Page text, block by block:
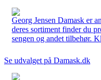
Georg Jensen Damask er
deres sortiment finder du
sengen og andet tilbehør.
Se udvalget på Damask.dk